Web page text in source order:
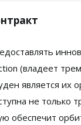
(владеет
является их
не только
обеспечит